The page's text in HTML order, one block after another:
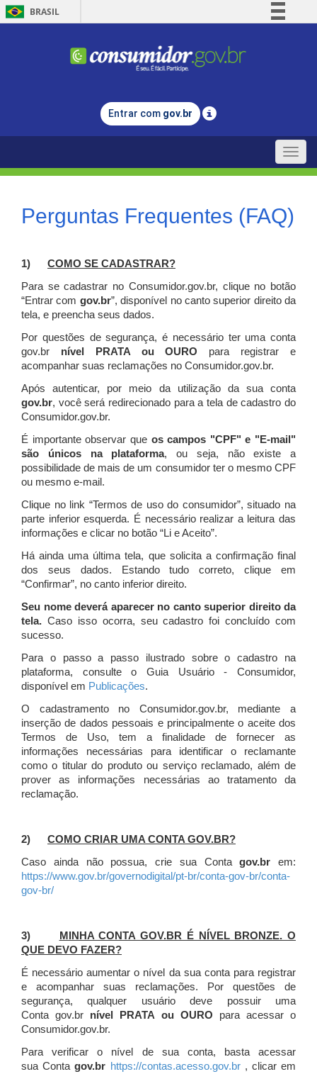
BRASIL
Comunica BR
Legislação
Entrar com gov.br
Toggle
Perguntas Frequentes (FAQ)
1) COMO SE CADASTRAR?
Para se cadastrar no Consumidor.gov.br, clique no botão
“Entrar com gov.br”, disponível no canto superior direito da
tela, e preencha seus dados.
Por questões de segurança, é necessário ter uma conta
gov.br nível PRATA ou OURO para registrar e
acompanhar suas reclamações no Consumidor.gov.br.
Após autenticar, por meio da utilização da sua conta
gov.br, você será redirecionado para a tela de cadastro do
Consumidor.gov.br.
É importante observar que os campos "CPF" e "E-mail"
são únicos na plataforma, ou seja, não existe a
possibilidade de mais de um consumidor ter o mesmo CPF
ou mesmo e-mail.
Clique no link “Termos de uso do consumidor”, situado na
parte inferior esquerda. É necessário realizar a leitura das
informações e clicar no botão “Li e Aceito”.
Há ainda uma última tela, que solicita a confirmação final
dos seus dados. Estando tudo correto, clique em
“Confirmar”, no canto inferior direito.
Seu nome deverá aparecer no canto superior direito da
tela. Caso isso ocorra, seu cadastro foi concluído com
sucesso.
Para o passo a passo ilustrado sobre o cadastro na
plataforma, consulte o Guia Usuário - Consumidor,
disponível em Publicações.
O cadastramento no Consumidor.gov.br, mediante a
inserção de dados pessoais e principalmente o aceite dos
Termos de Uso, tem a finalidade de fornecer as
informações necessárias para identificar o reclamante
como o titular do produto ou serviço reclamado, além de
prover as informações necessárias ao tratamento da
reclamação.
2) COMO CRIAR UMA CONTA GOV.BR?
Caso ainda não possua, crie sua Contagov.br em:
https://www.gov.br/governodigital/pt-br/conta-gov-br/conta-
gov-br/
3)
MINHA CONTA GOV.BR É NÍVEL BRONZE. O
QUE DEVO FAZER?
É necessário aumentar o nível da sua conta para registrar
e acompanhar suas reclamações. Por questões de
segurança, qualquer usuário deve possuir uma
Conta gov.br nível PRATA ou OURO para acessar o
Consumidor.gov.br.
Para verificar o nível de sua conta, basta acessar
sua Contagov.br https://contas.acesso.gov.br, clicar em